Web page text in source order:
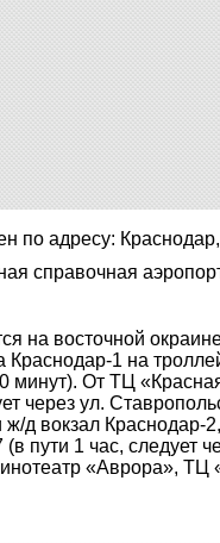
по адресу:
справочная
на восточной
Краснодар-1 на
минут). От ТЦ
через ул.
д вокзал Краснодар-
пути 1 час, следует
«Аврора», ТЦ